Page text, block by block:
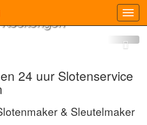
Kockengen
24 uur Slotenservice
& Sleutelmaker